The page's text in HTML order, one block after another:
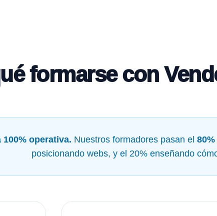
formarse con
operativa. Nuestros formadores pasan el
posicionando webs, y el 20% enseñando